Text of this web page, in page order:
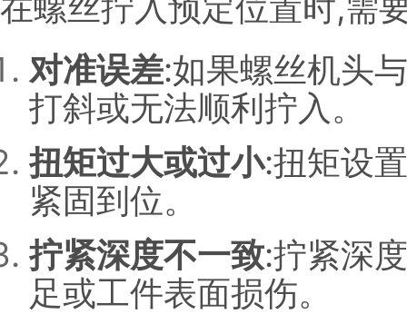
对准误差:如果螺丝机头
打斜或无法顺利拧入。
扭矩过大或过小:扭矩设
紧固到位。
拧紧深度不一致:拧紧深
足或工件表面损伤。